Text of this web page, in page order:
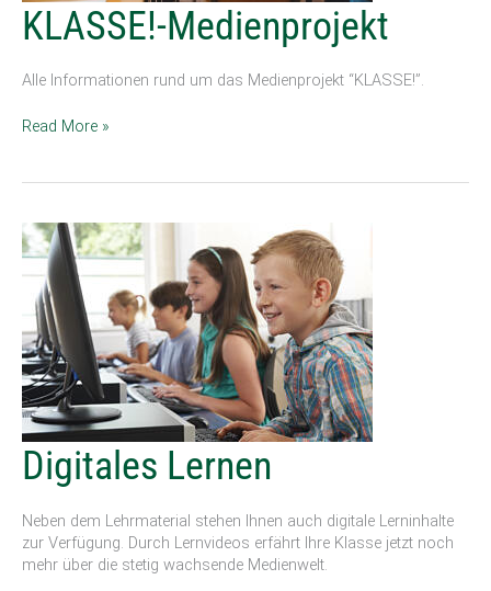
KLASSE!-Medienprojekt
Alle Informationen rund um das Medienprojekt “KLASSE!”.
KLASSE!-
Medienprojekt
Read More »
Digitales Lernen
Neben dem Lehrmaterial stehen Ihnen auch digitale Lerninhalte
zur Verfügung. Durch Lernvideos erfährt Ihre Klasse jetzt noch
mehr über die stetig wachsende Medienwelt.
Digitales
Lernen